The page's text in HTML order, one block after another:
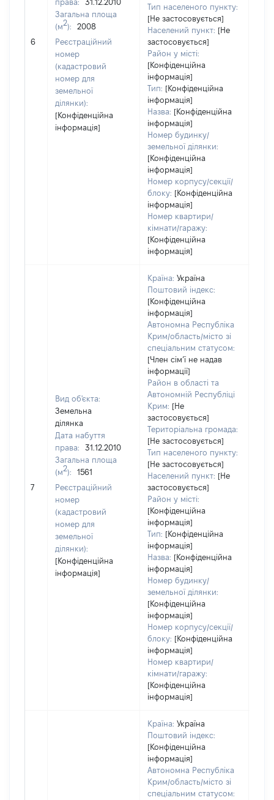
6
права:
31.12.2010
Загальна площа
(м2):
2008
Реєстраційний
номер
(кадастровий
номер для
земельної
ділянки):
[Конфіденційна
інформація]
Тип населеного пункту:
[Не застосовується]
Населений пункт: [Не
застосовується]
Район у місті:
[Конфіденційна
інформація]
Тип: [Конфіденційна
інформація]
Назва: [Конфіденційна
інформація]
Номер будинку/
земельної ділянки:
[Конфіденційна
інформація]
Номер корпусу/секції/
блоку: [Конфіденційна
інформація]
Номер квартири/
кімнати/гаражу:
[Конфіденційна
інформація]
7
Вид об'єкта:
Земельна
ділянка
Дата набуття
права:
31.12.2010
Загальна площа
(м2):
1561
Реєстраційний
номер
(кадастровий
номер для
земельної
ділянки):
[Конфіденційна
інформація]
Країна: Україна
Поштовий індекс:
[Конфіденційна
інформація]
Автономна Республіка
Крим/область/місто зі
спеціальним статусом:
[Член сімʼї не надав
інформації]
Район в області та
Автономній Республіці
Крим: [Не
застосовується]
Територіальна громада:
[Не застосовується]
Тип населеного пункту:
[Не застосовується]
Населений пункт: [Не
застосовується]
Район у місті:
[Конфіденційна
інформація]
Тип: [Конфіденційна
інформація]
Назва: [Конфіденційна
інформація]
Номер будинку/
земельної ділянки:
[Конфіденційна
інформація]
Номер корпусу/секції/
блоку: [Конфіденційна
інформація]
Номер квартири/
кімнати/гаражу:
[Конфіденційна
інформація]
Країна: Україна
Поштовий індекс:
[Конфіденційна
інформація]
Автономна Республіка
Крим/область/місто зі
спеціальним статусом: